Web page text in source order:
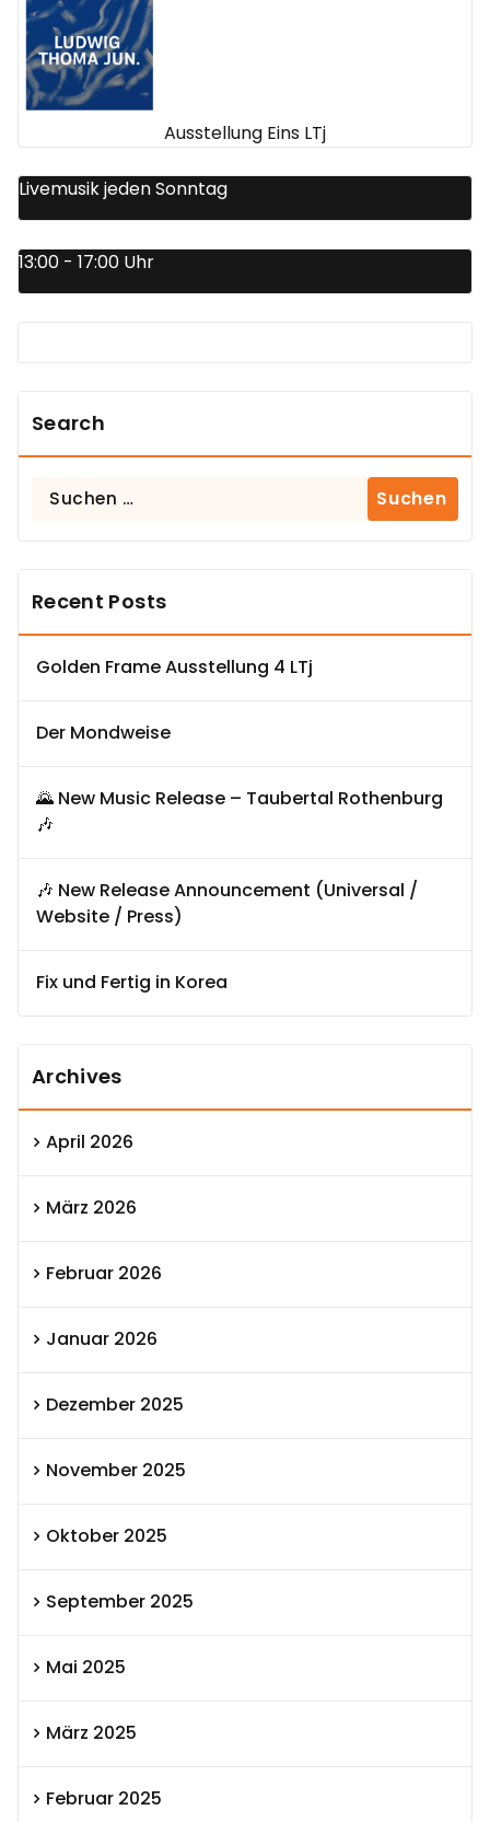
Ausstellung Eins LTj
Livemusik jeden Sonntag
13:00 - 17:00 Uhr
Search
Suchen
Recent Posts
Golden Frame Ausstellung 4 LTj
Der Mondweise
🌄 New Music Release – Taubertal Rothenburg
🎶
🎶 New Release Announcement (Universal /
Website / Press)
Fix und Fertig in Korea
Archives
April 2026
März 2026
Februar 2026
Januar 2026
Dezember 2025
November 2025
Oktober 2025
September 2025
Mai 2025
März 2025
Februar 2025